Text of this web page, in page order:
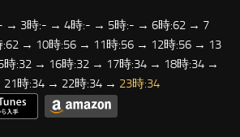
→ 3時:- → 4時:- → 5時:- → 6時:62 → 7
→ 10時:56 → 11時:56 → 12時:56 → 13
:32 → 16時:32 → 17時:34 → 18時:34 →
時:34 → 22時:34 → 23時:34